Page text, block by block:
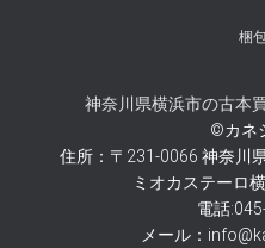
梱
神奈川県横浜市の古本
©カネ
住所：〒231-0066 神奈川
ミオカステーロ
電話
メール：